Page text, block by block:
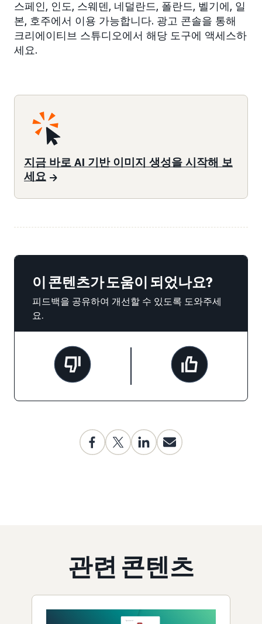
스페인, 인도, 스웨덴, 네덜란드, 폴란드, 벨기에, 일
본, 호주에서 이용 가능합니다. 광고 콘솔을 통해
크리에이티브 스튜디오에서 해당 도구에 액세스하
세요.
지금 바로 AI 기반 이미지 생성을 시작해 보
세요
이 콘텐츠가 도움이 되었나요?
피드백을 공유하여 개선할 수 있도록 도와주세
요.
관련 콘텐츠